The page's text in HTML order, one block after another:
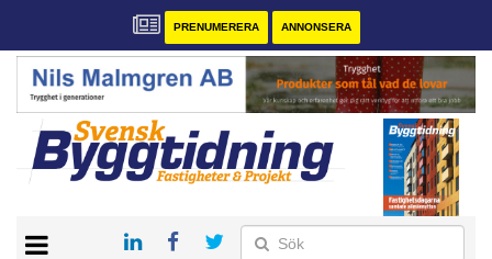
PRENUMERERA ANNONSERA